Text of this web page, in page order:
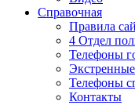
Справочная
Правила
4 Отдел
Телефоны
Телефоны
Контакты